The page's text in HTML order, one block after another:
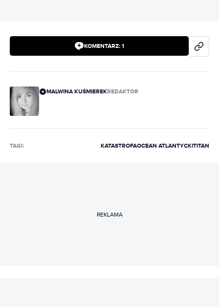
KOMENTARZ: 1
MALWINA KUŚMIEREKREDAKTOR
TAGI: KATASTROFAOCEAN ATLANTYCKITITAN
REKLAMA